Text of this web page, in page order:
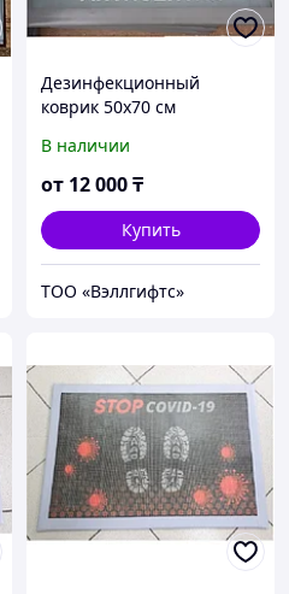
Дезинфекционный
коврик 50х70 см
В наличии
от 12 000₸
Купить
ТОО «Вэллгифтс»